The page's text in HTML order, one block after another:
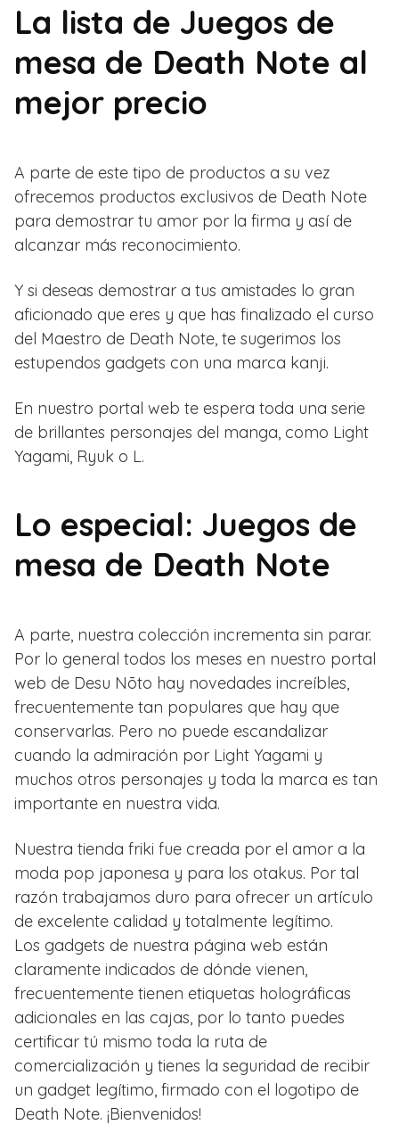
La lista de Juegos de
mesa de Death Note al
mejor precio
A parte de este tipo de productos a su vez
ofrecemos productos exclusivos de Death Note
para demostrar tu amor por la firma y así de
alcanzar más reconocimiento.
Y si deseas demostrar a tus amistades lo gran
aficionado que eres y que has finalizado el curso
del Maestro de Death Note, te sugerimos los
estupendos gadgets con una marca kanji.
En nuestro portal web te espera toda una serie
de brillantes personajes del manga, como Light
Yagami, Ryuk o L.
Lo especial: Juegos de
mesa de Death Note
A parte, nuestra colección incrementa sin parar.
Por lo general todos los meses en nuestro portal
web de Desu Nōto hay novedades increíbles,
frecuentemente tan populares que hay que
conservarlas. Pero no puede escandalizar
cuando la admiración por Light Yagami y
muchos otros personajes y toda la marca es tan
importante en nuestra vida.
Nuestra tienda friki fue creada por el amor a la
moda pop japonesa y para los otakus. Por tal
razón trabajamos duro para ofrecer un artículo
de excelente calidad y totalmente legítimo.
Los gadgets de nuestra página web están
claramente indicados de dónde vienen,
frecuentemente tienen etiquetas holográficas
adicionales en las cajas, por lo tanto puedes
certificar tú mismo toda la ruta de
comercialización y tienes la seguridad de recibir
un gadget legítimo, firmado con el logotipo de
Death Note. ¡Bienvenidos!